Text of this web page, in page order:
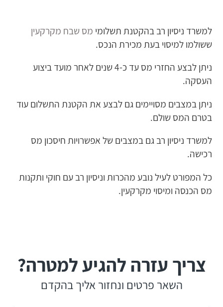
למשרד ניסיון רב בהקטנת תשלומי מס שבח מקרקעין
ששולמו למיסוי בעת מכירת הנכס.
ניתן לבצע החזרי מס עד כ-4 שנים לאחר מועד ביצוע
העסקה.
ניתן במצבים מסויימים גם לבצע את הקטנת התשלום עוד
בטרם המס שולם.
למשרד ניסיון רב גם במצבים של אפשרויות חיסכון מס
רכישה.
כל המפורט לעיל נובע מהכרות וניסיון רב עם חוקי ותקנות
מס הכנסה ומיסוי מקרקעין.
צריך עזרה להגיע למטרה?
השאר פרטים ונחזור אליך בהקדם